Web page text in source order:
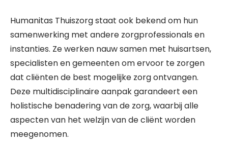
Humanitas Thuiszorg staat ook bekend om hun
samenwerking met andere zorgprofessionals en
instanties. Ze werken nauw samen met huisartsen,
specialisten en gemeenten om ervoor te zorgen
dat cliënten de best mogelijke zorg ontvangen.
Deze multidisciplinaire aanpak garandeert een
holistische benadering van de zorg, waarbij alle
aspecten van het welzijn van de cliënt worden
meegenomen.